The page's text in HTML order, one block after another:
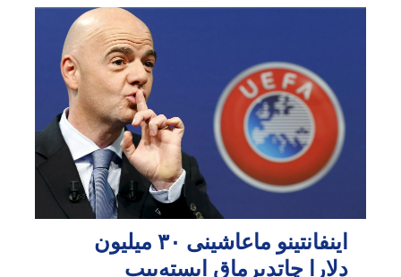
اینفانتینو ماعاشینی ۳۰ میلیون
دلارا چاتدیرماق ایسته‌ییب